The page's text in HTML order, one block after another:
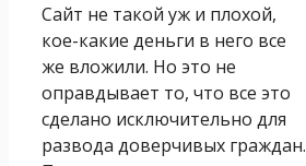
Сайт не такой уж и плохой,
кое-какие деньги в него все
же вложили. Но это не
оправдывает то, что все это
сделано исключительно для
развода доверчивых граждан.